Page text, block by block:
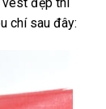
chí sau đây: